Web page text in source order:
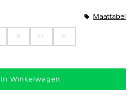
Maattabel
XL XXL 3XL
In Winkelwagen